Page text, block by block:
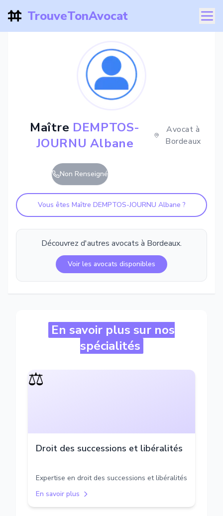
TrouveTonAvocat
Maître DEMPTOS-
JOURNU Albane
Avocat à
Bordeaux
Non Renseigné
Vous êtes Maître DEMPTOS-JOURNU Albane ?
Découvrez d'autres avocats à Bordeaux.
Voir les avocats disponibles
En savoir plus sur nos
spécialités
⚖️
Droit des successions et libéralités
Expertise en droit des successions et libéralités
En savoir plus